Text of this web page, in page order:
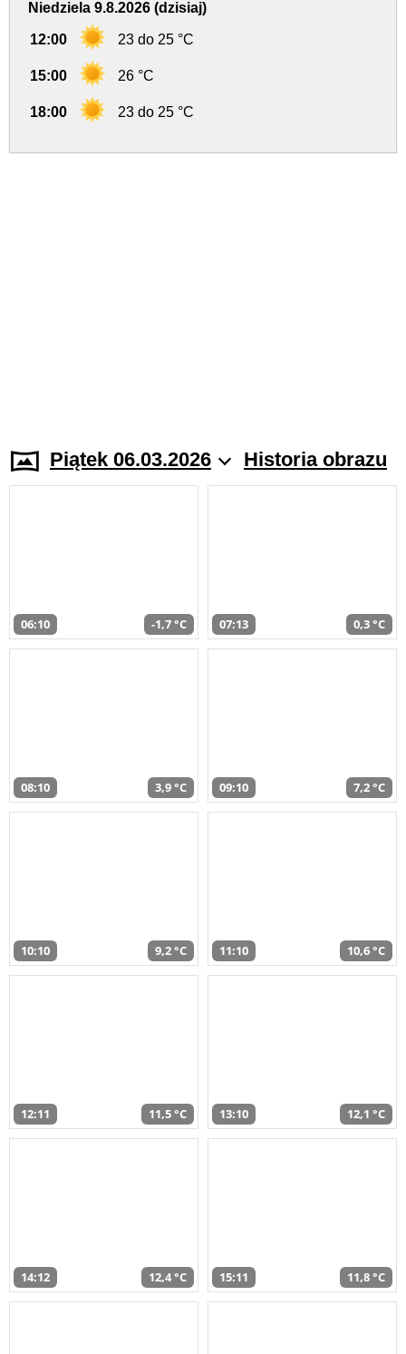
Niedziela 9.8.2026 (dzisiaj)
12:00 23 do 25 °C
15:00 26 °C
18:00 23 do 25 °C
Piątek 06.03.2026 Historia obrazu
06:10 -1,7 °C 07:13 0,3 °C
08:10 3,9 °C 09:10 7,2 °C
10:10 9,2 °C 11:10 10,6 °C
12:11 11,5 °C 13:10 12,1 °C
14:12 12,4 °C 15:11 11,8 °C